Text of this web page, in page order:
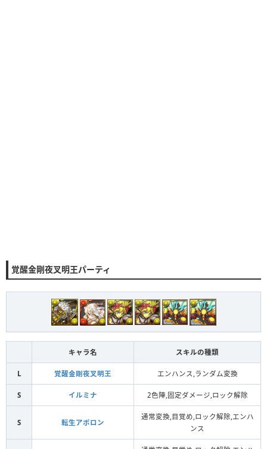
覚醒金剛夜叉明王パーティ
キャラ名 スキルの種類
L 覚醒金剛夜叉明王 エンハンス,ランダム変換
S イルミナ 2色陣,固定ダメージ,ロック解除
S 転生アポロン
通常変換,目覚め,ロック解除,エンハ
ンス